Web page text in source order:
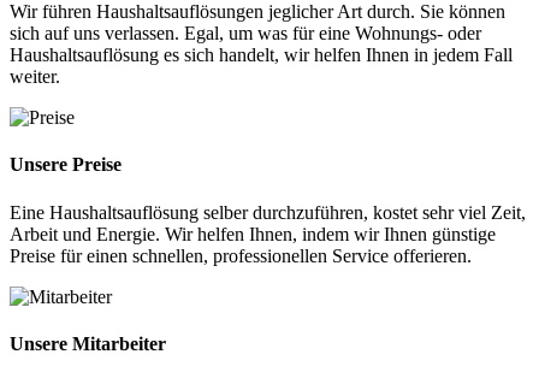
Wir führen Haushaltsauflösungen jeglicher Art durch. Sie können
sich auf uns verlassen. Egal, um was für eine Wohnungs- oder
Haushaltsauflösung es sich handelt, wir helfen Ihnen in jedem Fall
weiter.
Unsere Preise
Eine Haushaltsauflösung selber durchzuführen, kostet sehr viel Zeit,
Arbeit und Energie. Wir helfen Ihnen, indem wir Ihnen günstige
Preise für einen schnellen, professionellen Service offerieren.
Unsere Mitarbeiter